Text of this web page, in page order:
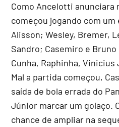
Como Ancelotti anunciara
começou jogando com
Alisson; Wesley, Bremer,
Sandro; Casemiro e
Cunha, Raphinha,
Mal a partida começou,
saída de bola errada do
Júnior marcar um golaço.
chance de ampliar na